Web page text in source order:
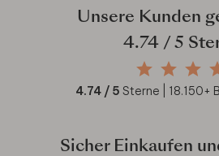
Unsere Kunden
4.74/ 5
4.74 / 5 Sterne | 18.150+
Sicher Einkaufen